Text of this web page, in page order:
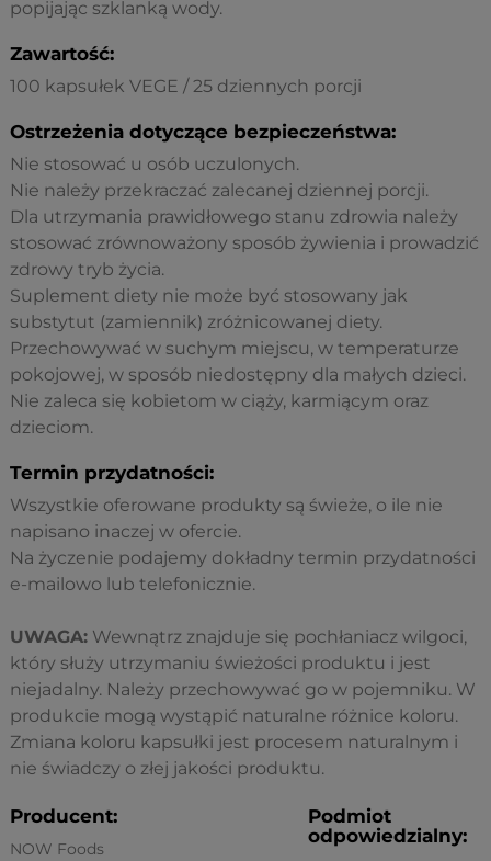
popijając szklanką wody.
Zawartość:
100 kapsułek VEGE / 25 dziennych porcji
Ostrzeżenia dotyczące bezpieczeństwa:
Nie stosować u osób uczulonych.
Nie należy przekraczać zalecanej dziennej porcji.
Dla utrzymania prawidłowego stanu zdrowia należy
stosować zrównoważony sposób żywienia i prowadzić
zdrowy tryb życia.
Suplement diety nie może być stosowany jak
substytut (zamiennik) zróżnicowanej diety.
Przechowywać w suchym miejscu, w temperaturze
pokojowej, w sposób niedostępny dla małych dzieci.
Nie zaleca się kobietom w ciąży, karmiącym oraz
dzieciom.
Termin przydatności:
Wszystkie oferowane produkty są świeże, o ile nie
napisano inaczej w ofercie.
Na życzenie podajemy dokładny termin przydatności
e-mailowo lub telefonicznie.
UWAGA: Wewnątrz znajduje się pochłaniacz wilgoci,
który służy utrzymaniu świeżości produktu i jest
niejadalny. Należy przechowywać go w pojemniku. W
produkcie mogą wystąpić naturalne różnice koloru.
Zmiana koloru kapsułki jest procesem naturalnym i
nie świadczy o złej jakości produktu.
Producent:
NOW Foods
Podmiot
odpowiedzialny: